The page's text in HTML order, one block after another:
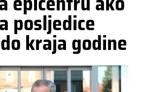
posljedice
kraja godine